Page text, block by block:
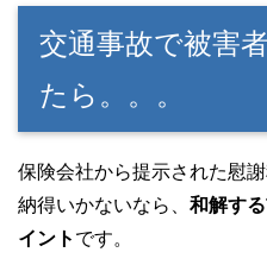
交通事故で被害
たら。。。
保険会社から提示された慰
納得いかないなら、 和解す
イント です。